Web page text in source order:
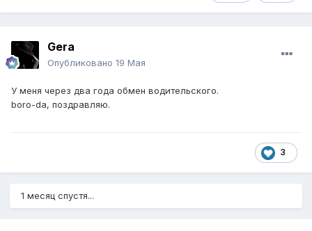
Gera
Опубликовано 19 Мая
У меня через два года обмен водительского.
boro-da, поздравляю.
3
1 месяц спустя...